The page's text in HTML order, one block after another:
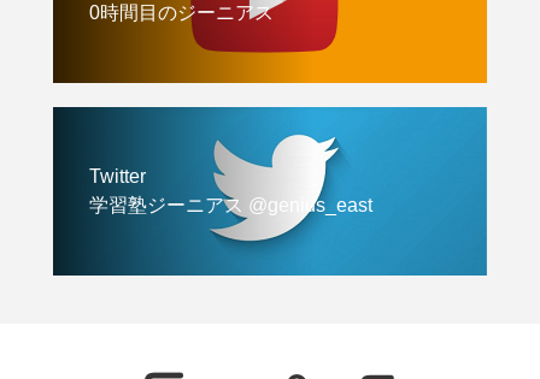
0時間目のジーニアス
Twitter
学習塾ジーニアス @genius_east